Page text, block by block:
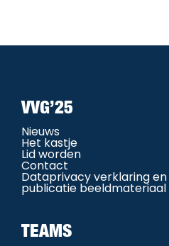
VVG’25
Nieuws
Het kastje
Lid worden
Contact
Dataprivacy verklaring
publicatie beeldmateriaal
TEAMS